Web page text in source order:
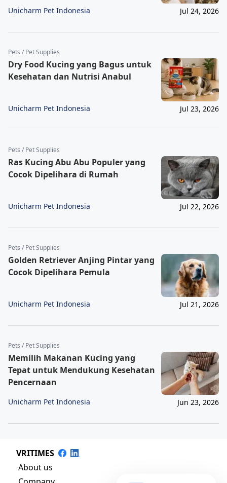
Unicharm Pet Indonesia Jul 24, 2026
Pets / Pet Supplies
Dry Food Kucing yang Bagus untuk
Kesehatan dan Nutrisi Anabul
Unicharm Pet Indonesia Jul 23, 2026
Pets / Pet Supplies
Ras Kucing Abu Abu Populer yang
Cocok Dipelihara di Rumah
Unicharm Pet Indonesia Jul 22, 2026
Pets / Pet Supplies
Golden Retriever Anjing Pintar yang
Cocok Dipelihara Pemula
Unicharm Pet Indonesia Jul 21, 2026
Pets / Pet Supplies
Memilih Makanan Kucing yang
Tepat untuk Mendukung Kesehatan
Pencernaan
Unicharm Pet Indonesia Jun 23, 2026
VRITIMES
About us